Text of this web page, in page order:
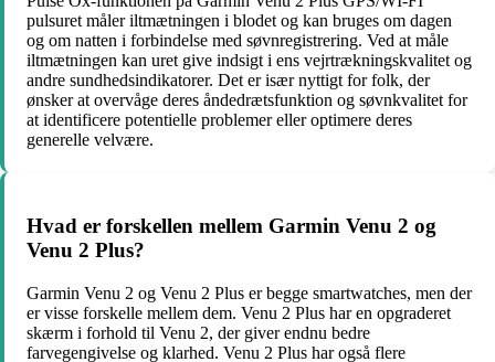
pulsuret måler iltmætningen i blodet og kan bruges om dagen
og om natten i forbindelse med søvnregistrering. Ved at måle
iltmætningen kan uret give indsigt i ens vejrtrækningskvalitet og
andre sundhedsindikatorer. Det er især nyttigt for folk, der
ønsker at overvåge deres åndedrætsfunktion og søvnkvalitet for
at identificere potentielle problemer eller optimere deres
generelle velvære.
Hvad er forskellen mellem Garmin Venu 2 og
Venu 2 Plus?
Garmin Venu 2 og Venu 2 Plus er begge smartwatches, men der
er visse forskelle mellem dem. Venu 2 Plus har en opgraderet
skærm i forhold til Venu 2, der giver endnu bedre
farvegengivelse og klarhed. Venu 2 Plus har også flere